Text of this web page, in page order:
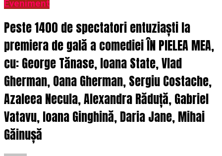
Eveniment
Peste 1400 de spectatori entuziaști la
premiera de gală a comediei ÎN PIELEA MEA,
cu: George Tănase, Ioana State, Vlad
Gherman, Oana Gherman, Sergiu Costache,
Azaleea Necula, Alexandra Răduță, Gabriel
Vatavu, Ioana Ginghină, Daria Jane, Mihai
Găinușă